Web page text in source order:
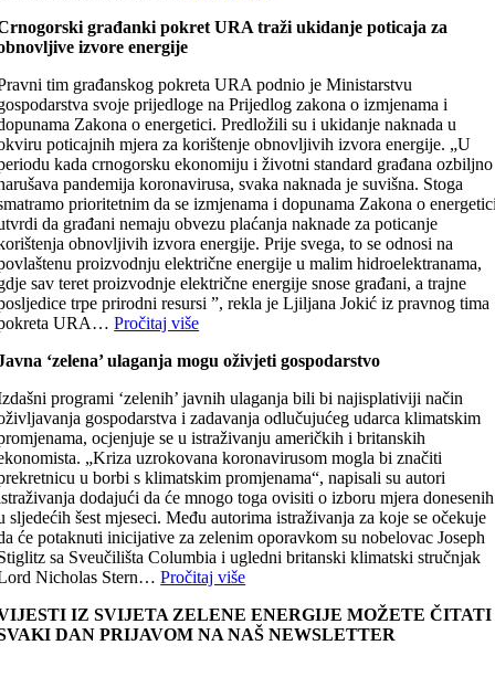
građanki pokret URA traži ukidanje poticaja za
izvore energije
tim građanskog pokreta URA podnio je Ministarstvu
svoje prijedloge na Prijedlog zakona o izmjenama i
Zakona o energetici. Predložili su i ukidanje naknada u
poticajnih mjera za korištenje obnovljivih izvora energije. „U
kada crnogorsku ekonomiju i životni standard građana ozbiljno
pandemija koronavirusa, svaka naknada je suvišna. Stoga
prioritetnim da se izmjenama i dopunama Zakona o
da građani nemaju obvezu plaćanja naknade za poticanje
obnovljivih izvora energije. Prije svega, to se odnosi na
proizvodnju električne energije u malim hidroelektranama,
sav teret proizvodnje električne energije snose građani, a trajne
trpe prirodni resursi ”, rekla je Ljiljana Jokić iz pravnog tima
URA…Pročitaj više
‘zelena’ ulaganja mogu oživjeti gospodarstvo
programi ‘zelenih’ javnih ulaganja bili bi najisplativiji način
gospodarstva i zadavanja odlučujućeg udarca klimatskim
ocjenjuje se u istraživanju američkih i britanskih
„Kriza uzrokovana koronavirusom mogla bi značiti
u borbi s klimatskim promjenama“, napisali su autori
dodajući da će mnogo toga ovisiti o izboru mjera donesenih
sljedećih šest mjeseci. Među autorima istraživanja za koje se očekuje
će potaknuti inicijative za zelenim oporavkom su nobelovac Joseph
sa Sveučilišta Columbia i ugledni britanski klimatski stručnjak
Nicholas Stern…Pročitaj više
IZ SVIJETA ZELENE ENERGIJE MOŽETE ČITATI
DAN PRIJAVOM NA NAŠ NEWSLETTER